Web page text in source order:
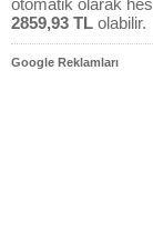
otomatik olarak
2859,93 TL olabilir.
Google Reklamları